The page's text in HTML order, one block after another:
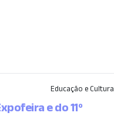
Educação e Cultura
e do 11º